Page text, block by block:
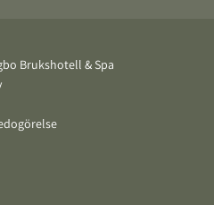
Brukshotell & Spa